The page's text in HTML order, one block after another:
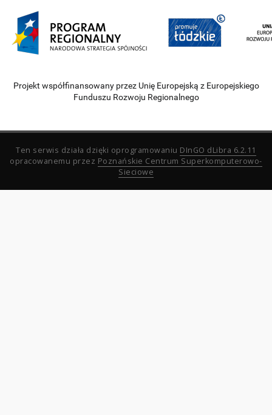
Projekt współfinansowany przez Unię Europejską z Europejskiego
Funduszu Rozwoju Regionalnego
Ten serwis działa dzięki oprogramowaniu DInGO dLibra 6.2.11
opracowanemu przez Poznańskie Centrum Superkomputerowo-
Sieciowe